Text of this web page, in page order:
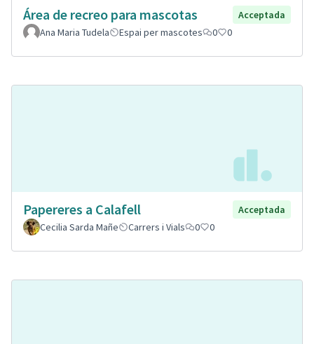
Área de recreo para mascotas
Acceptada
Ana Maria Tudela
Espai per mascotes 0 0
Papereres a Calafell
Acceptada
Cecilia Sarda Mañe
Carrers i Vials 0 0